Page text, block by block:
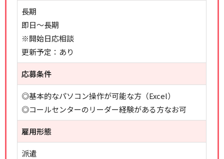
長期
即日～長期
※開始日応相談
更新予定：あり
応募条件
◎基本的なパソコン操作が可能な方（Excel）
◎コールセンターのリーダー経験がある方なお可
雇用形態
派遣